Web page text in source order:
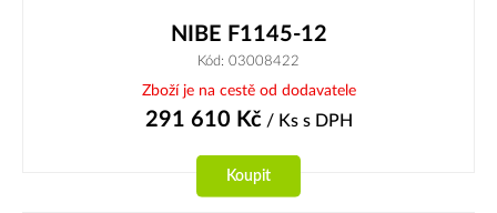
NIBE F1145-12
Kód: 03008422
Zboží je na cestě od dodavatele
291 610 Kč/ Ks s DPH
Koupit